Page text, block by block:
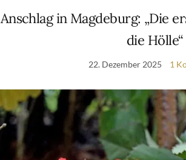
Anschlag in Magdeburg: „Die
die Hölle“
22. Dezember 2025 1